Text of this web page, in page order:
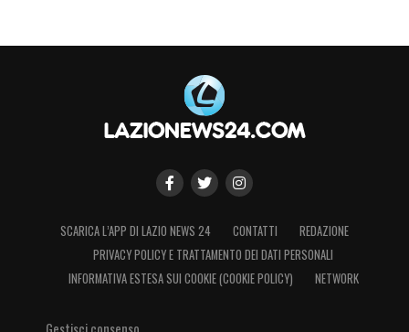
SCARICA L’APP DI LAZIO NEWS 24 CONTATTI
REDAZIONE
PRIVACY POLICY E TRATTAMENTO DEI DATI PERSONALI
INFORMATIVA ESTESA SUI COOKIE (COOKIE POLICY)
NETWORK